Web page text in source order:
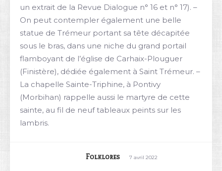
un extrait de la Revue Dialogue n° 16 et n° 17). –
On peut contempler également une belle
statue de Trémeur portant sa tête décapitée
sous le bras, dans une niche du grand portail
flamboyant de l’église de Carhaix-Plouguer
(Finistère), dédiée également à Saint Trémeur. –
La chapelle Sainte-Triphine, à Pontivy
(Morbihan) rappelle aussi le martyre de cette
sainte, au fil de neuf tableaux peints sur les
lambris.
Folklores 7 avril 2022